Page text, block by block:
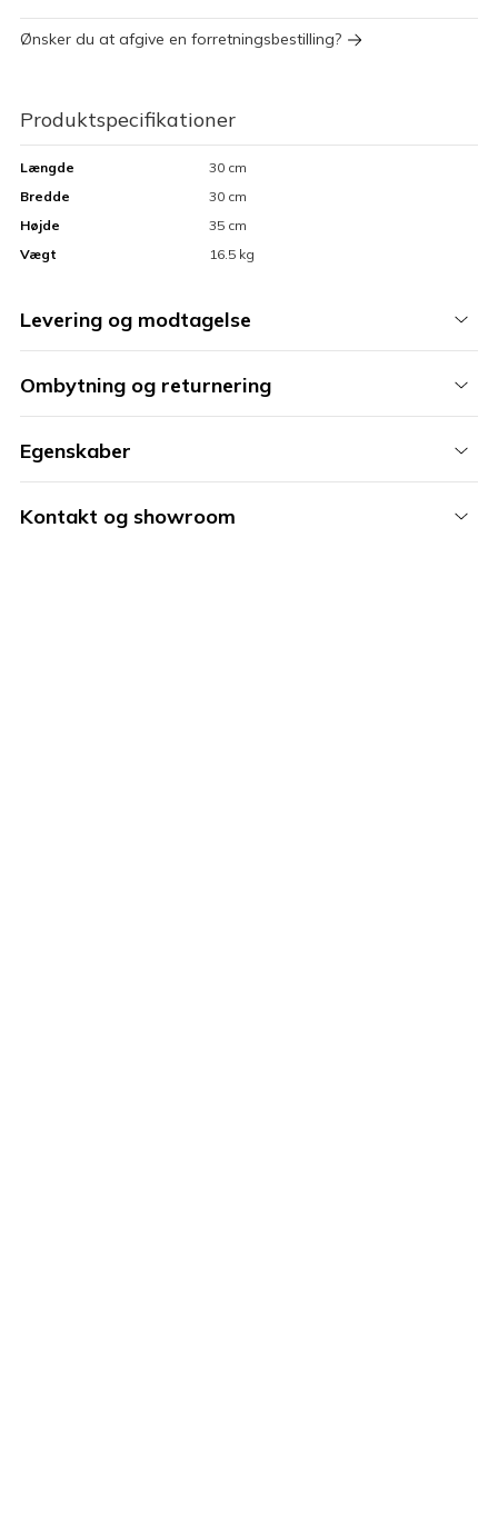
Ønsker du at afgive en forretningsbestilling?
Produktspecifikationer
Længde
30 cm
Bredde
30 cm
Højde
35 cm
Vægt
16.5 kg
Levering og modtagelse
Ombytning og returnering
Egenskaber
Kontakt og showroom